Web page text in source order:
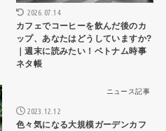
2026.07.14
カフェでコーヒーを飲んだ後のカ
ップ、あなたはどうしていますか?
｜週末に読みたい！ベトナム時事
ネタ帳
ニュース記事
2023.12.12
色々気になる大規模ガーデンカフ